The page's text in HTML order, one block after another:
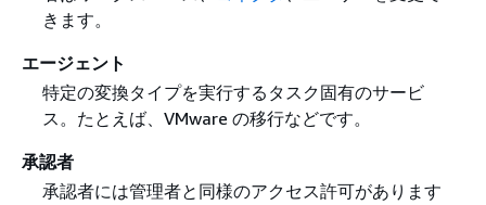
きます。
エージェント
特定の変換タイプを実行するタスク固有のサービ
ス。たとえば、VMware の移行などです。
承認者
承認者には管理者と同様のアクセス許可があります